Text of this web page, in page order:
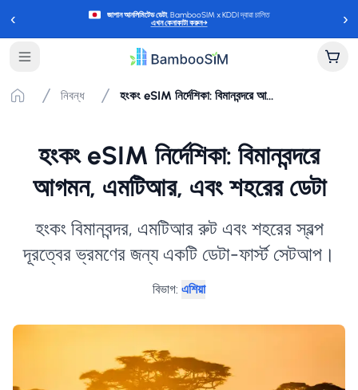
‹ জাপান আনলিমিটেড ডেটা, BambooSIM x KDDI দ্বারা চালিত
এখন কেনাকাটা করুন→ ›
নিবন্ধ হংকং eSIM নির্দেশিকা: বিমানবন্দরে আগমন, এমটিআর, এবং শহরের ডেটা
হংকং eSIM নির্দেশিকা: বিমানবন্দরে
আগমন, এমটিআর, এবং শহরের ডেটা
হংকং বিমানবন্দর, এমটিআর রুট এবং শহরের স্বল্প
দূরত্বের ভ্রমণের জন্য একটি ডেটা-ফার্স্ট সেটআপ।
বিভাগ: এশিয়া